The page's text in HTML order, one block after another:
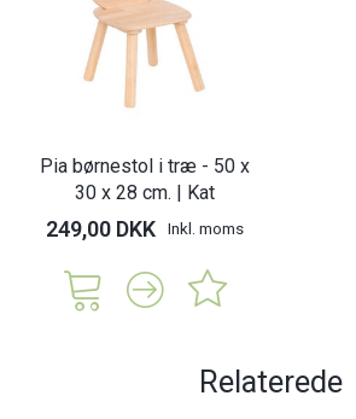
Pia børnestol i træ - 50 x
30 x 28 cm. | Kat
249,00 DKK Inkl. moms
Relaterede